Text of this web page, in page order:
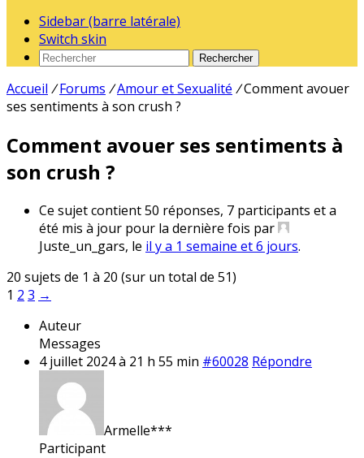
Sidebar (barre latérale)
Switch skin
Rechercher
Accueil / Forums /Amour et Sexualité /Comment avouer
ses sentiments à son crush ?
Comment avouer ses sentiments à
son crush ?
Ce sujet contient 50 réponses, 7 participants et a
été mis à jour pour la dernière fois par
Juste_un_gars, le il y a 1 semaine et 6 jours.
20 sujets de 1 à 20 (sur un total de 51)
1 2 3 →
Auteur
Messages
4 juillet 2024 à 21 h 55 min #60028 Répondre
Armelle***
Participant